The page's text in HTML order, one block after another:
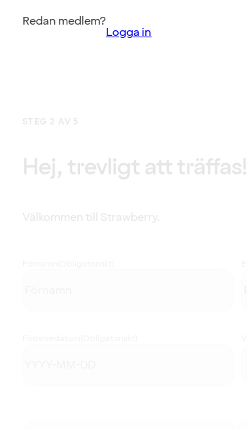
Redan medlem?
Logga in
STEG 2 AV 5
Hej, trevligt att träffas!
Välkommen till Strawberry.